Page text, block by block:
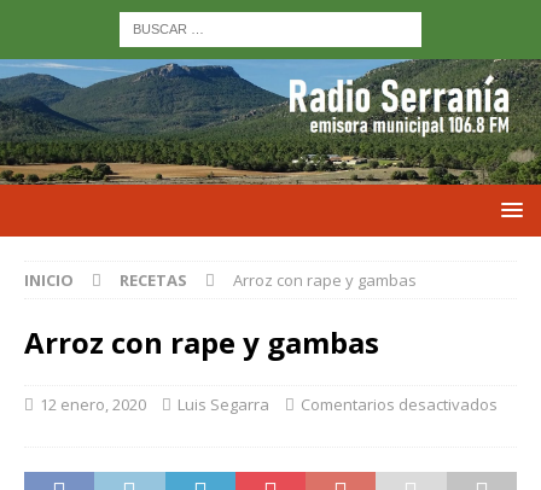
INICIO RECETAS Arroz con rape y gambas
Arroz con rape y gambas
12 enero, 2020 Luis Segarra Comentarios desactivados